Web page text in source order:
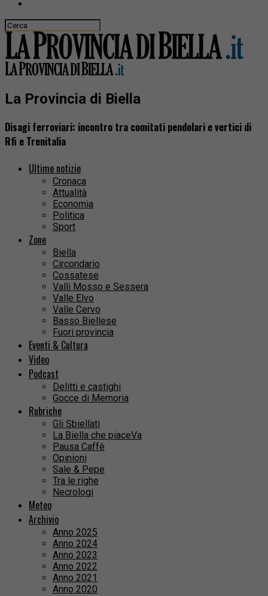
La Provincia di Biella
Disagi ferroviari: incontro tra comitati pendolari e vertici di
Rfi e Trenitalia
Ultime notizie
Cronaca
Attualità
Economia
Politica
Sport
Zone
Biella
Circondario
Cossatese
Valli Mosso e Sessera
Valle Elvo
Valle Cervo
Basso Biellese
Fuori provincia
Eventi & Cultura
Video
Podcast
Delitti e castighi
Gocce di Memoria
Rubriche
Gli Sbiellati
La Biella che piaceVa
Pausa Caffè
Opinioni
Sale & Pepe
Tra le righe
Necrologi
Meteo
Archivio
Anno 2025
Anno 2024
Anno 2023
Anno 2022
Anno 2021
Anno 2020